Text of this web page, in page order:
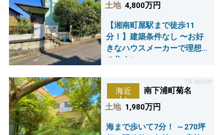
土地 4,800万円
【湘南町屋駅まで徒歩11
分！】建築条件なし 〜お好
きなハウスメーカーで理想
の住まい～
7月18日UP
海近
い
南下浦町菊名
土地 1,980万円
海まで歩いて7分！ ～270坪